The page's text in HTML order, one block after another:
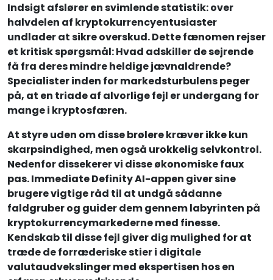
Indsigt afslører en svimlende statistik: over
halvdelen af kryptokurrencyentusiaster
undlader at sikre overskud. Dette fænomen rejser
et kritisk spørgsmål: Hvad adskiller de sejrende
få fra deres mindre heldige jævnaldrende?
Specialister inden for markedsturbulens peger
på, at en triade af alvorlige fejl er undergang for
mange i kryptosfæren.
At styre uden om disse brølere kræver ikke kun
skarpsindighed, men også urokkelig selvkontrol.
Nedenfor dissekerer vi disse økonomiske faux
pas. Immediate Definity AI-appen giver sine
brugere vigtige råd til at undgå sådanne
faldgruber og guider dem gennem labyrinten på
kryptokurrencymarkederne med finesse.
Kendskab til disse fejl giver dig mulighed for at
træde de forræderiske stier i digitale
valutaudvekslinger med ekspertisen hos en